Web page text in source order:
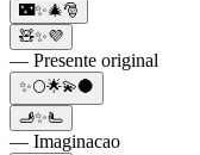
🌃✨🎄🎅
🧸✨💜
— Presente original
✨🌕🌟💫🌑
🫸✨🫷
— Imaginacao